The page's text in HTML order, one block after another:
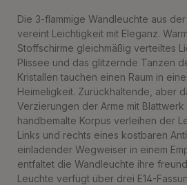
Die 3-flammige Wandleuchte aus der
vereint Leichtigkeit mit Eleganz.
Stoffschirme gleichmäßig verteiltes
Plissee und das glitzernde Tanzen
Kristallen tauchen einen Raum in
Heimeligkeit. Zurückhaltende, aber
Verzierungen der Arme mit
handbemalte Korpus verleihen der
Links und rechts eines kostbaren
einladender Wegweiser in einem
entfaltet die Wandleuchte ihre
Leuchte verfügt über drei E14-